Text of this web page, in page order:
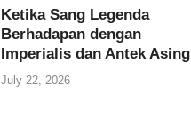
Ketika Sang Legenda
Berhadapan dengan
Imperialis dan Antek Asing
July 22, 2026